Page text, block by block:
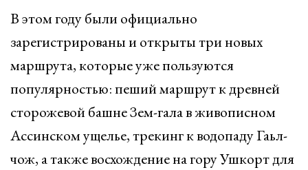
В этом году были официально
зарегистрированы и открыты три новых
маршрута, которые уже пользуются
популярностью: пеший маршрут к древней
сторожевой башне Зем-гала в живописном
Ассинском ущелье, трекинг к водопаду Гаьл-
чож, а также восхождение на гору Ушкорт для